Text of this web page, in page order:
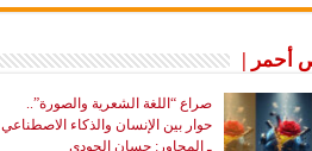
أحمر |
صراع “اللغة الشعرية والصورة”..
حوار بين الإنسان والذكاء الاصطناعي
ـ المحاور: حسان الجودي